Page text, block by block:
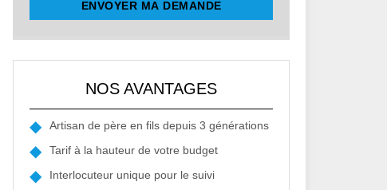
NOS AVANTAGES
Artisan de père en fils depuis 3 générations
Tarif à la hauteur de votre budget
Interlocuteur unique pour le suivi